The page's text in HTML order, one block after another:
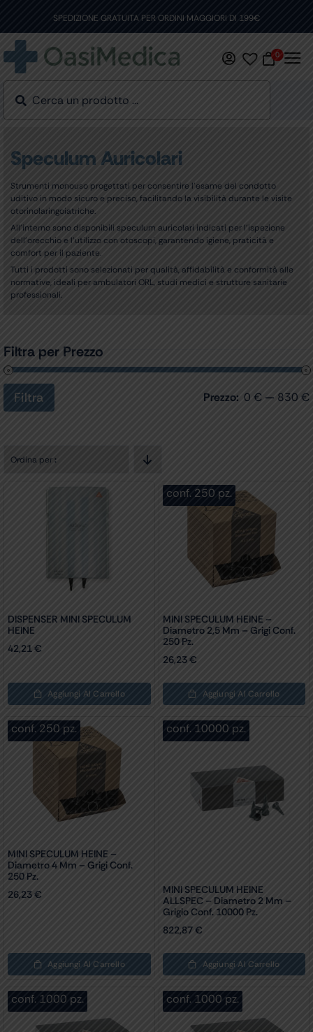
content
SPEDIZIONE GRATUITA PER ORDINI MAGGIORI DI 199€
0
Speculum Auricolari
Strumenti monouso progettati per consentire l’esame del condotto
uditivo in modo sicuro e preciso, facilitando la visibilità durante le visite
otorinolaringoiatriche.
All’interno sono disponibili speculum auricolari indicati per l’ispezione
dell’orecchio e l’utilizzo con otoscopi, garantendo igiene, praticità e
comfort per il paziente.
Tutti i prodotti sono selezionati per qualità, affidabilità e conformità alle
normative, ideali per ambulatori ORL, studi medici e strutture sanitarie
professionali.
Filtra per Prezzo
Prezzo
Min
Prezzo
Max
Filtra Prezzo: 0 € — 830 €
Ordina per:
DISPENSER MINI SPECULUM
HEINE
42,21€
Aggiungi Al Carrello
conf. 250 pz.
MINI SPECULUM HEINE –
Diametro 2,5 Mm – Grigi Conf.
250 Pz.
26,23€
Aggiungi Al Carrello
conf. 250 pz.
MINI SPECULUM HEINE –
Diametro 4 Mm – Grigi Conf.
250 Pz.
26,23 €
Aggiungi Al Carrello
conf. 10000 pz.
MINI SPECULUM HEINE
ALLSPEC – Diametro 2 Mm –
Grigio Conf. 10000 Pz.
822,87€
Aggiungi Al Carrello
conf. 1000 pz. conf. 1000 pz.